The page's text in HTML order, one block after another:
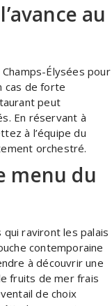
au
Élysées pour
cas de forte
peut
En réservant à
à l’équipe du
orchestré.
menu du
raviront les palais
contemporaine
à découvrir une
fruits de mer frais
de choix